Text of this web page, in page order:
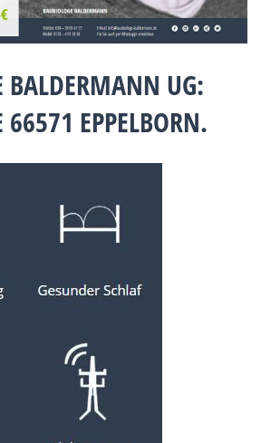
BALDERMANN UG:
66571 EPPELBORN.